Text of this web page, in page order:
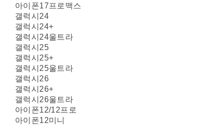
아이폰17프로맥스
갤럭시24
갤럭시24+
갤럭시24울트라
갤럭시25
갤럭시25+
갤럭시25울트라
갤럭시26
갤럭시26+
갤럭시26울트라
아이폰12/12프로
아이폰12미니